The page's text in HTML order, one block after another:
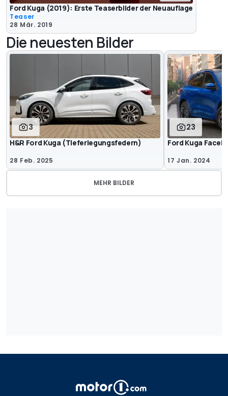
Ford Kuga (2019): Erste Teaserbilder der Neuauflage
Teaser
28 Mär. 2019
Die neuesten Bilder
3
H&R Ford Kuga (Tieferlegungsfedern)
28 Feb. 2025
23
Ford Kuga
17 Jan. 2024
MEHR BILDER